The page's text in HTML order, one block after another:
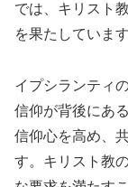
では、キリスト
を果たしています
イプシランティ
信仰が背後にあ
信仰心を高め、
す。キリスト教